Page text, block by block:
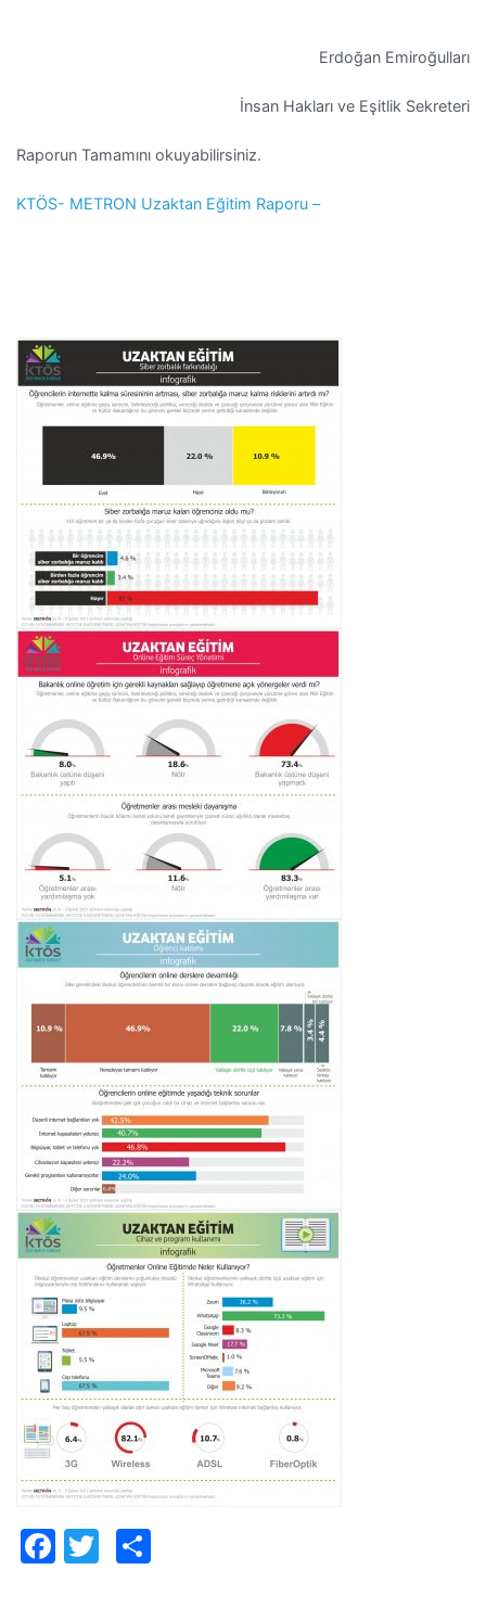
Erdoğan Emiroğulları
İnsan Hakları ve Eşitlik Sekreteri
Raporun Tamamını okuyabilirsiniz.
KTÖS- METRON Uzaktan Eğitim Raporu –
Facebook
Twitter